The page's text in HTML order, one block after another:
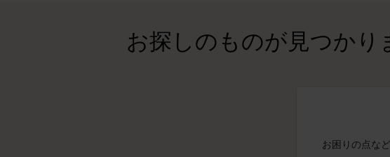
City
ン
ア
星の
お探しのものが見つかり
お困りの点な